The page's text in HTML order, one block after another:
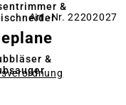
&
&
Art.-Nr. 22202027